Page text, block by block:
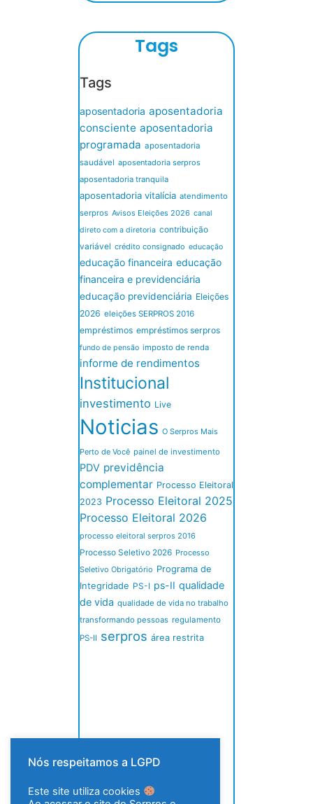
Tags
Tags
aposentadoria aposentadoria
consciente aposentadoria
programada aposentadoria
saudável aposentadoria serpros
aposentadoria tranquila
aposentadoria vitalícia atendimento
serpros Avisos Eleições 2026 canal
direto com a diretoria contribuição
variável crédito consignado educação
educação financeira educação
financeira e previdenciária
educação previdenciária Eleições
2026 eleições SERPROS 2016
empréstimos empréstimos serpros
fundo de pensão imposto de renda
informe de rendimentos
Institucional
investimento Live
Noticias O Serpros Mais
Perto de Você painel de investimento
PDV previdência
complementar Processo Eleitoral
2023 Processo Eleitoral 2025
Processo Eleitoral 2026
processo eleitoral serpros 2016
Processo Seletivo 2026 Processo
Seletivo Obrigatório Programa de
Integridade PS-I ps-II qualidade
de vida qualidade de vida no trabalho
transformando pessoas regulamento
PS-II serpros área restrita
Nós respeitamos a LGPD
Este site utiliza cookies